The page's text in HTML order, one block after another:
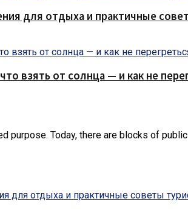
для отдыха и практичные
взять от солнца — и как не
purpose. Today, there are blocks of